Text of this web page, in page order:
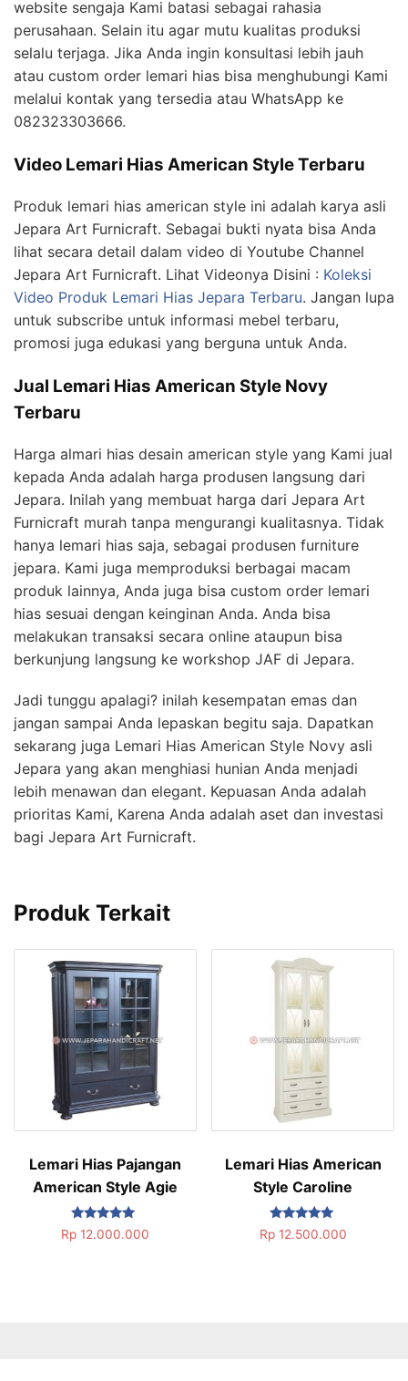
website sengaja Kami batasi sebagai rahasia
perusahaan. Selain itu agar mutu kualitas produksi
selalu terjaga. Jika Anda ingin konsultasi lebih jauh
atau custom order lemari hias bisa menghubungi Kami
melalui kontak yang tersedia atau WhatsApp ke
082323303666.
Video Lemari Hias American Style Terbaru
Produk lemari hias american style ini adalah karya asli
Jepara Art Furnicraft. Sebagai bukti nyata bisa Anda
lihat secara detail dalam video di Youtube Channel
Jepara Art Furnicraft. Lihat Videonya Disini : Koleksi
Video Produk Lemari Hias Jepara Terbaru. Jangan lupa
untuk subscribe untuk informasi mebel terbaru,
promosi juga edukasi yang berguna untuk Anda.
Jual Lemari Hias American Style Novy
Terbaru
Harga almari hias desain american style yang Kami jual
kepada Anda adalah harga produsen langsung dari
Jepara. Inilah yang membuat harga dari Jepara Art
Furnicraft murah tanpa mengurangi kualitasnya. Tidak
hanya lemari hias saja, sebagai produsen furniture
jepara. Kami juga memproduksi berbagai macam
produk lainnya, Anda juga bisa custom order lemari
hias sesuai dengan keinginan Anda. Anda bisa
melakukan transaksi secara online ataupun bisa
berkunjung langsung ke workshop JAF di Jepara.
Jadi tunggu apalagi? inilah kesempatan emas dan
jangan sampai Anda lepaskan begitu saja. Dapatkan
sekarang juga Lemari Hias American Style Novy asli
Jepara yang akan menghiasi hunian Anda menjadi
lebih menawan dan elegant. Kepuasan Anda adalah
prioritas Kami, Karena Anda adalah aset dan investasi
bagi Jepara Art Furnicraft.
Produk Terkait
Lemari Hias Pajangan
American Style Agie
Dinilai
5.00
Rp12.000.000
Lemari Hias American
Style Caroline
Dinilai
5.00
Rp12.500.000